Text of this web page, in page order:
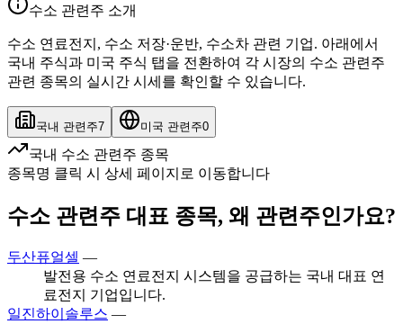
수소 관련주 소개
수소 연료전지, 수소 저장·운반, 수소차 관련 기업. 아래에서
국내 주식과 미국 주식 탭을 전환하여 각 시장의 수소 관련주
관련 종목의 실시간 시세를 확인할 수 있습니다.
국내 관련주7 미국 관련주0
국내 수소 관련주 종목
종목명 클릭 시 상세 페이지로 이동합니다
수소 관련주 대표 종목, 왜 관련주인가요?
두산퓨얼셀 —
발전용 수소 연료전지 시스템을 공급하는 국내 대표 연
료전지 기업입니다.
일진하이솔루스 —